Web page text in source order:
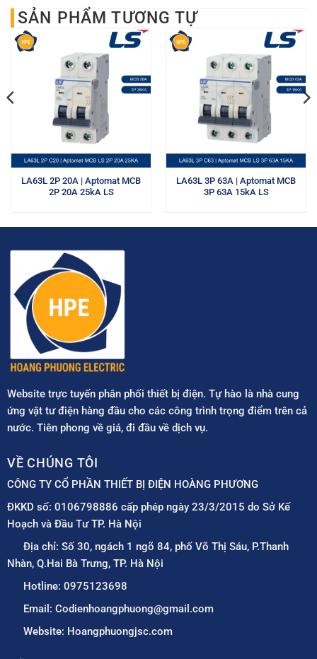
SẢN PHẨM TƯƠNG TỰ
LA63L 2P 20A | Aptomat MCB
2P 20A 25kA LS
LA63L 3P 63A | Aptomat MCB
3P 63A 15kA LS
Website trực tuyến phân phối thiết bị điện. Tự hào là nhà cung
ứng vật tư điện hàng đầu cho các công trình trọng điểm trên cả
nước. Tiên phong về giá, đi đầu về dịch vụ.
VỀ CHÚNG TÔI
CÔNG TY CỔ PHẦN THIẾT BỊ ĐIỆN HOÀNG PHƯƠNG
ĐKKD số: 0106798886 cấp phép ngày 23/3/2015 do Sở Kế
Hoạch và Đầu Tư TP. Hà Nội
Địa chỉ: Số 30, ngách 1 ngõ 84, phố Võ Thị Sáu, P.Thanh
Nhàn, Q.Hai Bà Trưng, TP. Hà Nội
Hotline: 0975123698
Email: Codienhoangphuong@gmail.com
Website: Hoangphuongjsc.com